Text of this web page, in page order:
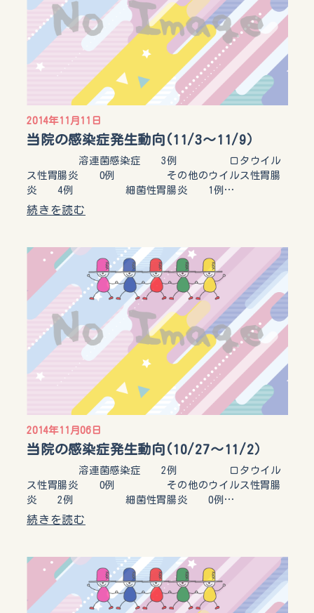
2014年11月11日
当院の感染症発生動向(11/3～11/9）
溶連菌感染症 3例 ロタウイル
ス性胃腸炎 0例 その他のウイルス性胃腸
炎 4例 細菌性胃腸炎 1例…
続きを読む
2014年11月06日
当院の感染症発生動向(10/27～11/2）
溶連菌感染症 2例 ロタウイル
ス性胃腸炎 0例 その他のウイルス性胃腸
炎 2例 細菌性胃腸炎 0例…
続きを読む